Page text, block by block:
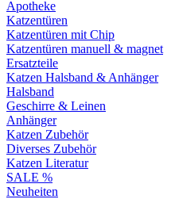
Apotheke
Katzentüren
Katzentüren mit Chip
Katzentüren manuell & magnet
Ersatzteile
Katzen Halsband & Anhänger
Halsband
Geschirre & Leinen
Anhänger
Katzen Zubehör
Diverses Zubehör
Katzen Literatur
SALE %
Neuheiten